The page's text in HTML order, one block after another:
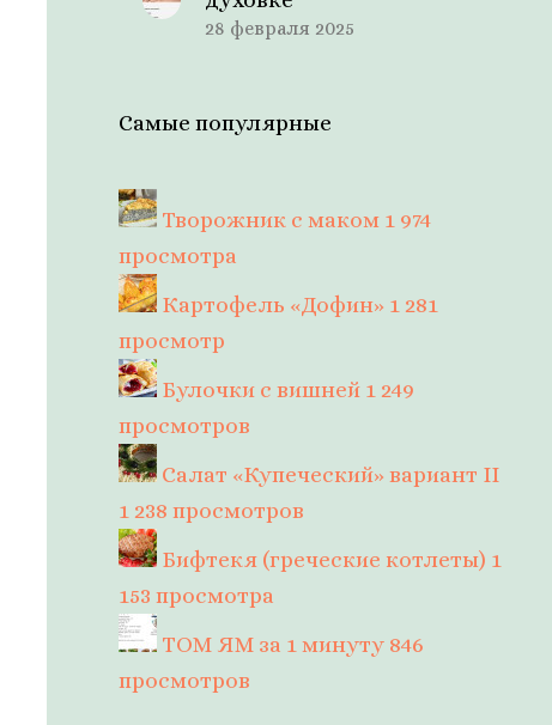
28 февраля 2025
Самые популярные
Творожник с маком 1 974
просмотра
Картофель «Дофин» 1 281
просмотр
Булочки с вишней 1 249
просмотров
Салат «Купеческий» вариант II
1 238 просмотров
Бифтекя (греческие котлеты) 1
153 просмотра
ТОМ ЯМ за 1 минуту 846
просмотров